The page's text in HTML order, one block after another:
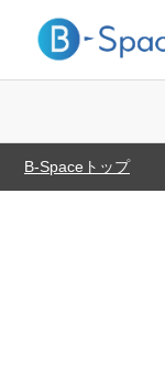
B-Spaceトップ